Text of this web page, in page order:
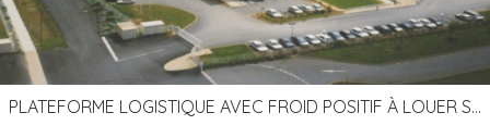
PLATEFORME LOGISTIQUE AVEC FROID POSITIF À LOUER SECTEUR NIORT (79)